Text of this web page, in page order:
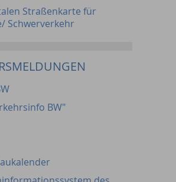
Straßenkarte für
Schwerverkehr
BW"